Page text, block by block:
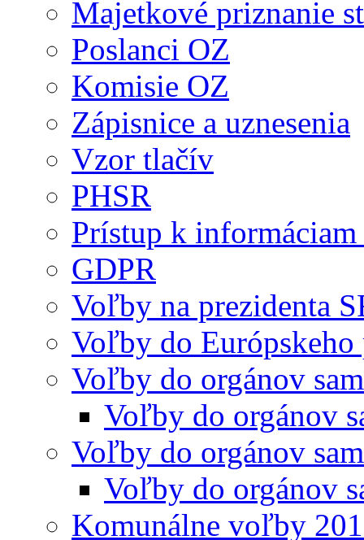
Majetkové priznanie
Poslanci OZ
Komisie OZ
Zápisnice a uznesenia
Vzor tlačív
PHSR
Prístup k
GDPR
Voľby na prezidenta
Voľby do Európskeho
Voľby do orgánov
Voľby do orgánov
Voľby do orgánov
Voľby do orgánov
Komunálne voľby